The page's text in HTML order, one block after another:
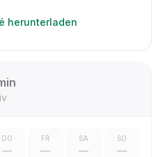
herunterladen
DO
—
FR
—
SA
—
SO
—